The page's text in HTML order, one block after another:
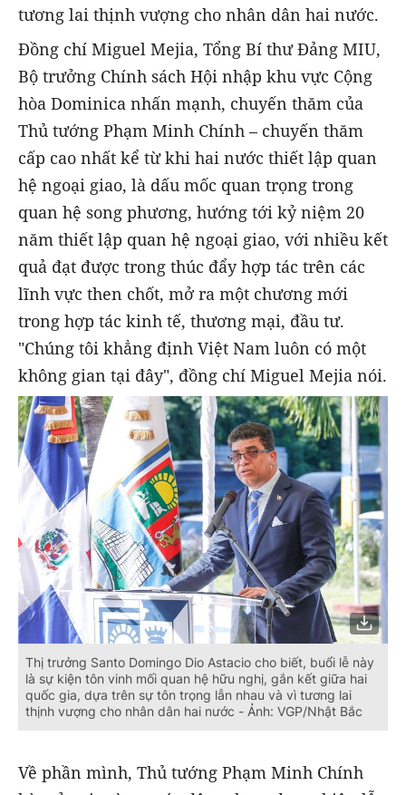
tương lai thịnh vượng cho nhân dân hai nước.
Đồng chí Miguel Mejia, Tổng Bí thư Đảng MIU,
Bộ trưởng Chính sách Hội nhập khu vực Cộng
hòa Dominica nhấn mạnh, chuyến thăm của
Thủ tướng Phạm Minh Chính – chuyến thăm
cấp cao nhất kể từ khi hai nước thiết lập quan
hệ ngoại giao, là dấu mốc quan trọng trong
quan hệ song phương, hướng tới kỷ niệm 20
năm thiết lập quan hệ ngoại giao, với nhiều kết
quả đạt được trong thúc đẩy hợp tác trên các
lĩnh vực then chốt, mở ra một chương mới
trong hợp tác kinh tế, thương mại, đầu tư.
"Chúng tôi khẳng định Việt Nam luôn có một
không gian tại đây", đồng chí Miguel Mejia nói.
Thị trưởng Santo Domingo Dio Astacio cho biết, buổi lễ này
là sự kiện tôn vinh mối quan hệ hữu nghị, gắn kết giữa hai
quốc gia, dựa trên sự tôn trọng lẫn nhau và vì tương lai
thịnh vượng cho nhân dân hai nước - Ảnh: VGP/Nhật Bắc
Về phần mình, Thủ tướng Phạm Minh Chính